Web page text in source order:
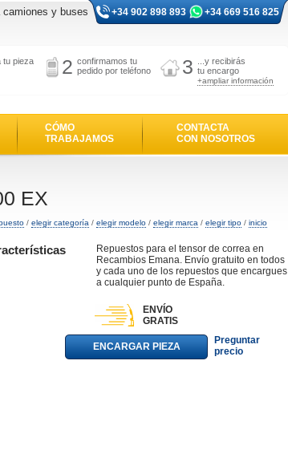
camiones y buses +34 902 898 893 +34 669 516 825
tu pieza
2 confirmamos tu
pedido por teléfono
3
...y recibirás
tu encargo
+ampliar información
CÓMO
TRABAJAMOS
CONTACTA
CON NOSOTROS
EX
/ elegir categoría / elegir modelo / elegir marca / elegir tipo / inicio
Repuestos para el tensor de correa en
Recambios Emana. Envío gratuito en todos
y cada uno de los repuestos que encargues
a cualquier punto de España.
ENVÍO
GRATIS
ENCARGAR PIEZA
Preguntar
precio